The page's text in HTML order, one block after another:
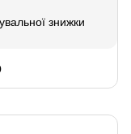
знижки